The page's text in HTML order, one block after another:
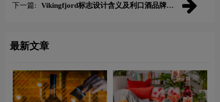
下一篇:
Vikingfjord标志设计含义及利口酒品牌设
最新文章